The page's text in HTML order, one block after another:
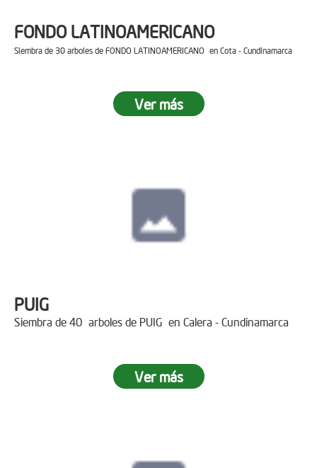
FONDO LATINOAMERICANO
Siembra de 30 arboles de FONDO LATINOAMERICANO en Cota - Cundinamarca
Ver más
PUIG
Siembra de 40 arboles de PUIG en Calera - Cundinamarca
Ver más